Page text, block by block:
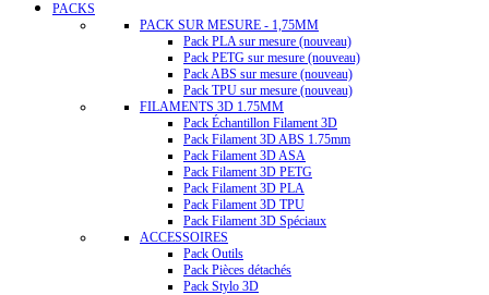
PACKS
PACK SUR MESURE - 1,75MM
Pack PLA sur mesure (nouveau)
Pack PETG sur mesure (nouveau)
Pack ABS sur mesure (nouveau)
Pack TPU sur mesure (nouveau)
FILAMENTS 3D 1.75MM
Pack Échantillon Filament 3D
Pack Filament 3D ABS 1.75mm
Pack Filament 3D ASA
Pack Filament 3D PETG
Pack Filament 3D PLA
Pack Filament 3D TPU
Pack Filament 3D Spéciaux
ACCESSOIRES
Pack Outils
Pack Pièces détachés
Pack Stylo 3D